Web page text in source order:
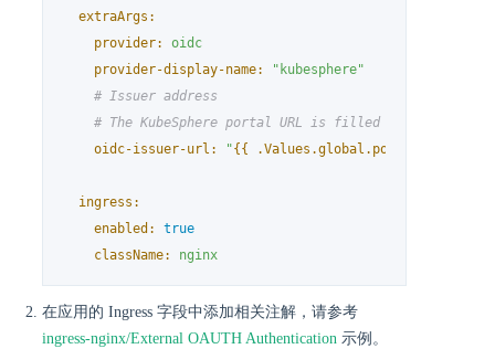
extraArgs:
provider:
oidc
provider-display-name:
"kubesphere"
# Issuer address
# The KubeSphere portal URL is filled by default,
oidc-issuer-url:
"{{ .Values.global.portal.url }}
ingress:
enabled:
true
className:
nginx
在应用的 Ingress 字段中添加相关注解，请参考
ingress-nginx/External OAUTH Authentication 示例。